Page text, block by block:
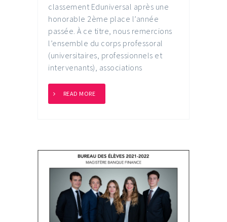
classement Eduniversal après une
honorable 2ème place l’année
passée. À ce titre, nous remercions
l’ensemble du corps professoral
(universitaires, professionnels et
intervenants), associations
READ MORE